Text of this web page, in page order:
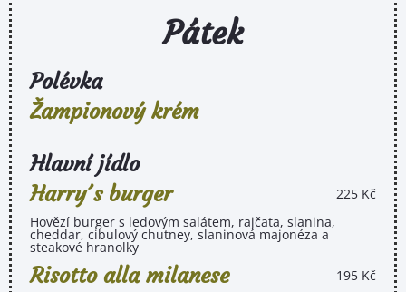
Pátek
Polévka
Žampionový krém
Hlavní jídlo
Harry´s burger
225 Kč
Hovězí burger s ledovým salátem, rajčata, slanina,
cheddar, cibulový chutney, slaninová majonéza a
steakové hranolky
Risotto alla milanese
195 Kč